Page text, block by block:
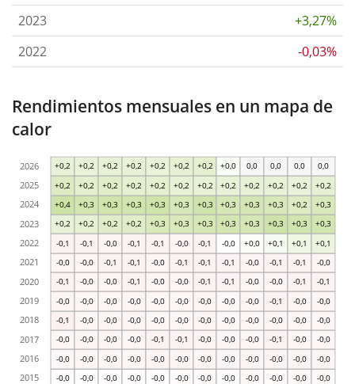
2023
+3,27%
2022
-0,03%
Rendimientos mensuales en un mapa de
calor
-0,0 -0,0 -0,0 -0,0 -0,0 -0,0 -0,0 -0,0 -0,0 -0,0 -0,0 -0,0
-0,0 -0,0 -0,0 -0,0 -0,0 -0,0 -0,0 -0,0 -0,0 -0,0 -0,0 -0,0
-0,0 -0,0 -0,0 -0,0 -0,1 -0,1 -0,0 -0,0 -0,0 -0,1 -0,0 -0,0
-0,1 -0,0 -0,0 -0,0 -0,0 -0,0 -0,0 -0,0 -0,0 -0,0 -0,0 -0,0
-0,0 -0,0 -0,0 -0,0 -0,0 -0,0 -0,0 -0,0 -0,0 -0,1 -0,0 -0,0
-0,1 -0,0 -0,0 -0,1 -0,0 -0,0 -0,1 -0,1 -0,0 -0,0 -0,1 -0,1
-0,0 -0,0 -0,1 -0,1 -0,0 -0,1 -0,1 -0,1 -0,0 -0,1 -0,1 -0,0
-0,1 -0,1 -0,0 -0,1 -0,1 -0,0 -0,1 -0,0 +0,0 +0,1 +0,1 +0,1
+0,2 +0,2 +0,2 +0,2 +0,3 +0,3 +0,3 +0,3 +0,3 +0,3 +0,3 +0,3
+0,4 +0,3 +0,3 +0,3 +0,3 +0,3 +0,3 +0,3 +0,3 +0,3 +0,2 +0,3
+0,2 +0,2 +0,2 +0,2 +0,2 +0,2 +0,2 +0,2 +0,2 +0,2 +0,2 +0,2
+0,2 +0,2 +0,2 +0,2 +0,2 +0,2 +0,2 +0,0 0,0 0,0 0,0 0,0
2015
2016
2017
2018
2019
2020
2021
2022
2023
2024
2025
2026